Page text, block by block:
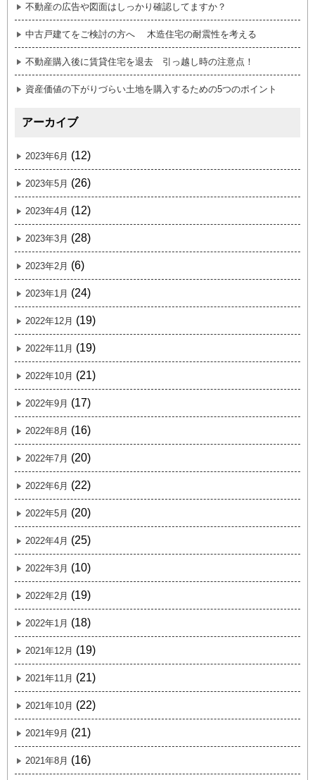
不動産の広告や図面はしっかり確認してますか？
中古戸建てをご検討の方へ 木造住宅の耐震性を考える
不動産購入後に賃貸住宅を退去 引っ越し時の注意点！
資産価値の下がりづらい土地を購入するための5つのポイント
アーカイブ
2023年6月 (12)
2023年5月 (26)
2023年4月 (12)
2023年3月 (28)
2023年2月 (6)
2023年1月 (24)
2022年12月 (19)
2022年11月 (19)
2022年10月 (21)
2022年9月 (17)
2022年8月 (16)
2022年7月 (20)
2022年6月 (22)
2022年5月 (20)
2022年4月 (25)
2022年3月 (10)
2022年2月 (19)
2022年1月 (18)
2021年12月 (19)
2021年11月 (21)
2021年10月 (22)
2021年9月 (21)
2021年8月 (16)